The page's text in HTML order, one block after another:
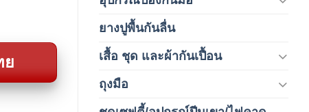
ยางปูพื้นกันลื่น
เสื้อ ชุด และผ้ากันเปื้อน
ถุงมือ
ย